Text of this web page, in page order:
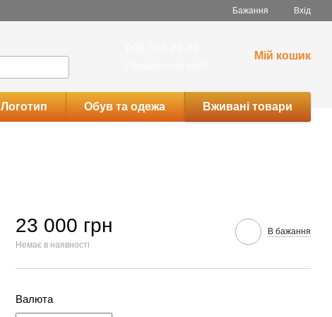
Бажання Вхід
Мій кошик
Логотип Обув та одежа Вживані товари
23 000 грн
Немає в наявності
В бажання
Валюта